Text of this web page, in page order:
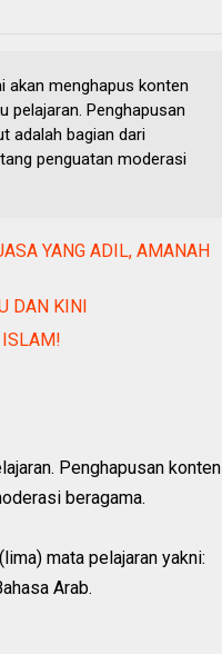
akan menghapus konten
pelajaran. Penghapusan
adalah bagian dari
penguatan moderasi
YANG ADIL, AMANAH
DAN KINI
ISLAM!
Penghapusan konten
beragama.
mata pelajaran yakni:
Arab.